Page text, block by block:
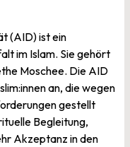
(AID) ist ein
im Islam. Sie gehört
Moschee. Die AID
an, die wegen
gestellt
Begleitung,
Akzeptanz in den